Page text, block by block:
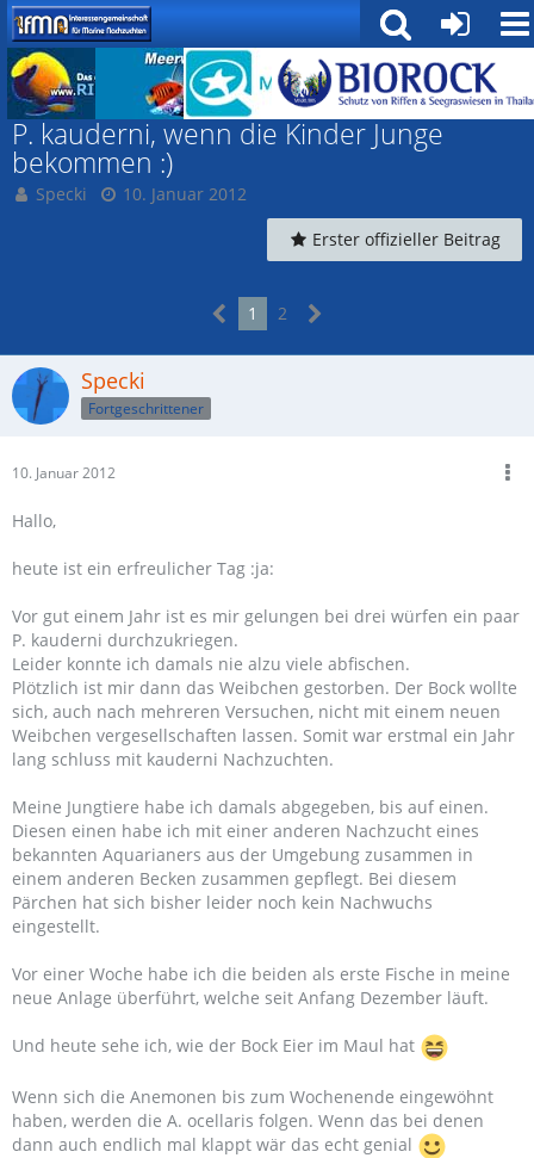
Fische
P. kauderni, wenn die Kinder Junge
bekommen :)
Specki
10. Januar 2012
Erster offizieller Beitrag
1 2
Specki
Fortgeschrittener
10. Januar 2012
Hallo,
heute ist ein erfreulicher Tag :ja:
Vor gut einem Jahr ist es mir gelungen bei drei würfen ein paar
P. kauderni durchzukriegen.
Leider konnte ich damals nie alzu viele abfischen.
Plötzlich ist mir dann das Weibchen gestorben. Der Bock wollte
sich, auch nach mehreren Versuchen, nicht mit einem neuen
Weibchen vergesellschaften lassen. Somit war erstmal ein Jahr
lang schluss mit kauderni Nachzuchten.
Meine Jungtiere habe ich damals abgegeben, bis auf einen.
Diesen einen habe ich mit einer anderen Nachzucht eines
bekannten Aquarianers aus der Umgebung zusammen in
einem anderen Becken zusammen gepflegt. Bei diesem
Pärchen hat sich bisher leider noch kein Nachwuchs
eingestellt.
Vor einer Woche habe ich die beiden als erste Fische in meine
neue Anlage überführt, welche seit Anfang Dezember läuft.
Und heute sehe ich, wie der Bock Eier im Maul hat
Wenn sich die Anemonen bis zum Wochenende eingewöhnt
haben, werden die A. ocellaris folgen. Wenn das bei denen
dann auch endlich mal klappt wär das echt genial